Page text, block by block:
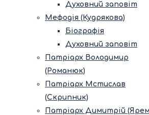
Духовний заповіт
Мефодія (Кудрякова)
Біографія
Духовний заповіт
Патріарх Володимир
(Романюк)
Патріарх Мстислав
(Скрипник)
Патріарх Димитрій